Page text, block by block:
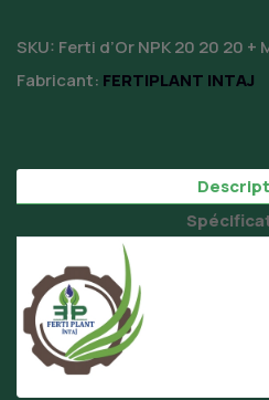
SKU: Ferti d’Or NPK 20 20 20 +
Fabricant: FERTIPLANT INTAJ